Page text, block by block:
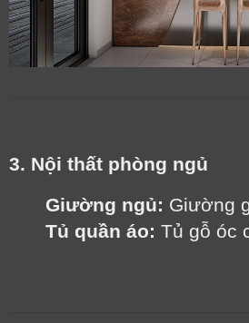
3. Nội thất phòng ngủ
Giường ngủ: Giường
Tủ quần áo: Tủ gỗ óc